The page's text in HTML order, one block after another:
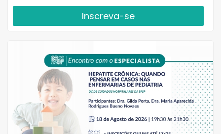
Inscreva-se